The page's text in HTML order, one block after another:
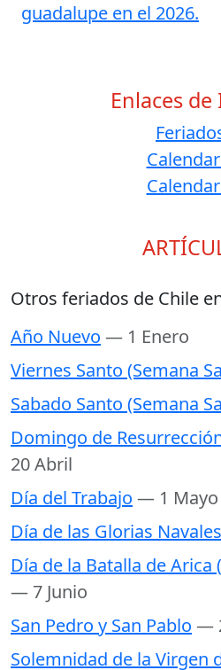
guadalupe en el 2026.
Enlaces
Otros feriados de Chile
Año Nuevo — 1 Enero
Viernes Santo (Semana
Sabado Santo (Semana
Domingo de
20 Abril
Día del Trabajo — 1 Mayo
Día de las Glorias Navales
Día de la Batalla de Arica
— 7 Junio
San Pedro y San Pablo —
Solemnidad de la Virgen